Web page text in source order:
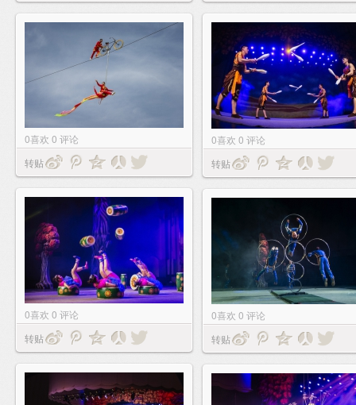
0喜欢 0 评论
转贴
0喜欢 0 评论
转贴
0喜欢 0 评论
转贴
0喜欢 0 评论
转贴